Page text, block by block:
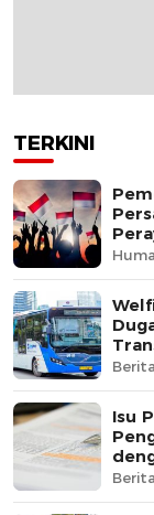
TERKINI
Berita
Isu
Berita